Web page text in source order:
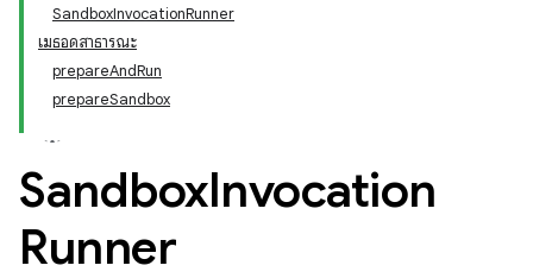
SandboxInvocationRunner
เมธอดสาธารณะ
prepareAndRun
prepareSandbox
SandboxInvocation
Runner